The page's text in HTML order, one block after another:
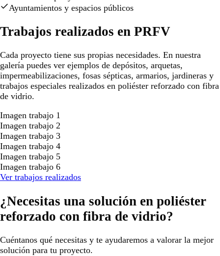
Ayuntamientos y espacios públicos
Trabajos realizados en PRFV
Cada proyecto tiene sus propias necesidades. En nuestra
galería puedes ver ejemplos de depósitos, arquetas,
impermeabilizaciones, fosas sépticas, armarios, jardineras y
trabajos especiales realizados en poliéster reforzado con fibra
de vidrio.
Imagen trabajo 1
Imagen trabajo 2
Imagen trabajo 3
Imagen trabajo 4
Imagen trabajo 5
Imagen trabajo 6
Ver trabajos realizados
¿Necesitas una solución en poliéster
reforzado con fibra de vidrio?
Cuéntanos qué necesitas y te ayudaremos a valorar la mejor
solución para tu proyecto.